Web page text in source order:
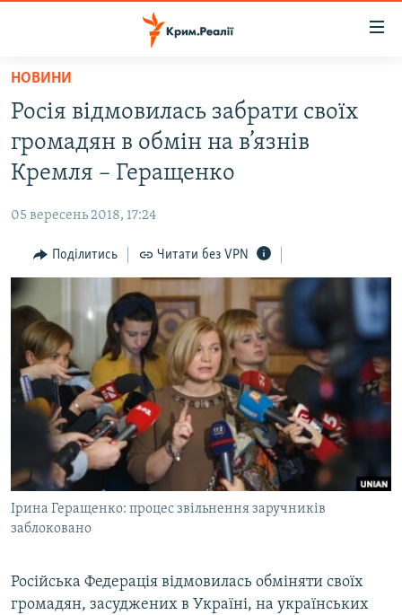
Перейти
основного
матеріалу
Перейти
до
основної
навігації
Перейти
до
пошуку
ВОДА.КРИМ
ВІДЕО ТА ФОТО
БЛОГИ
ПОГЛЯД
ІНТЕРВ'Ю
ВСЕ ЗА ДЕНЬ
СПЕЦПРОЕКТИ
ДЕПОРТАЦІЯ
ВІДЕОУРОКИ «ELIFBE»
СВІДЧЕННЯ ОКУПАЦІЇ
УКРАЇНСЬКА ПРОБЛЕМА КРИМУ
ІНФОГРАФІКА
ЯК ОБІЙТИ БЛОКУВАННЯ
Русский
Qırımtatar
ДОЛУЧАЙСЯ!
Усі сайти RFE/RL
НОВИНИ
Росія відмовилась забрати своїх
громадян в обмін на в’язнів
Кремля – Геращенко
05 вересень 2018, 17:24
Поділитись Читати без VPN
Ірина Геращенко: процес звільнення заручників
заблоковано
Російська Федерація відмовилась обміняти своїх
громадян, засуджених в Україні, на українських